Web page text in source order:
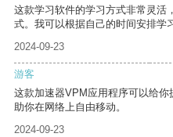
这款学习软件的学习方式非常灵活
式。我可以根据自己的时间安排学
2024-09-23
游客
这款加速器VPM应用程序可以给
助你在网络上自由移动。
2024-09-23